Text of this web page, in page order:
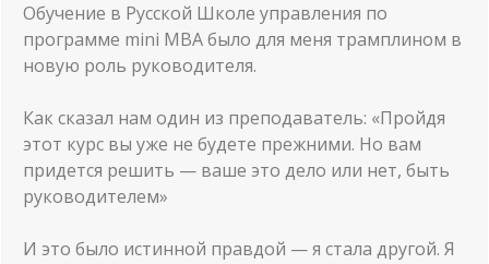
Обучение в Русской Школе управления по
программе mini MBA было для меня трамплином в
новую роль руководителя.
Как сказал нам один из преподаватель: «Пройдя
этот курс вы уже не будете прежними. Но вам
придется решить — ваше это дело или нет, быть
руководителем»
И это было истинной правдой — я стала другой. Я